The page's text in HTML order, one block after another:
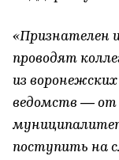
«Признателен
проводят
из
ведомств —
поступить на